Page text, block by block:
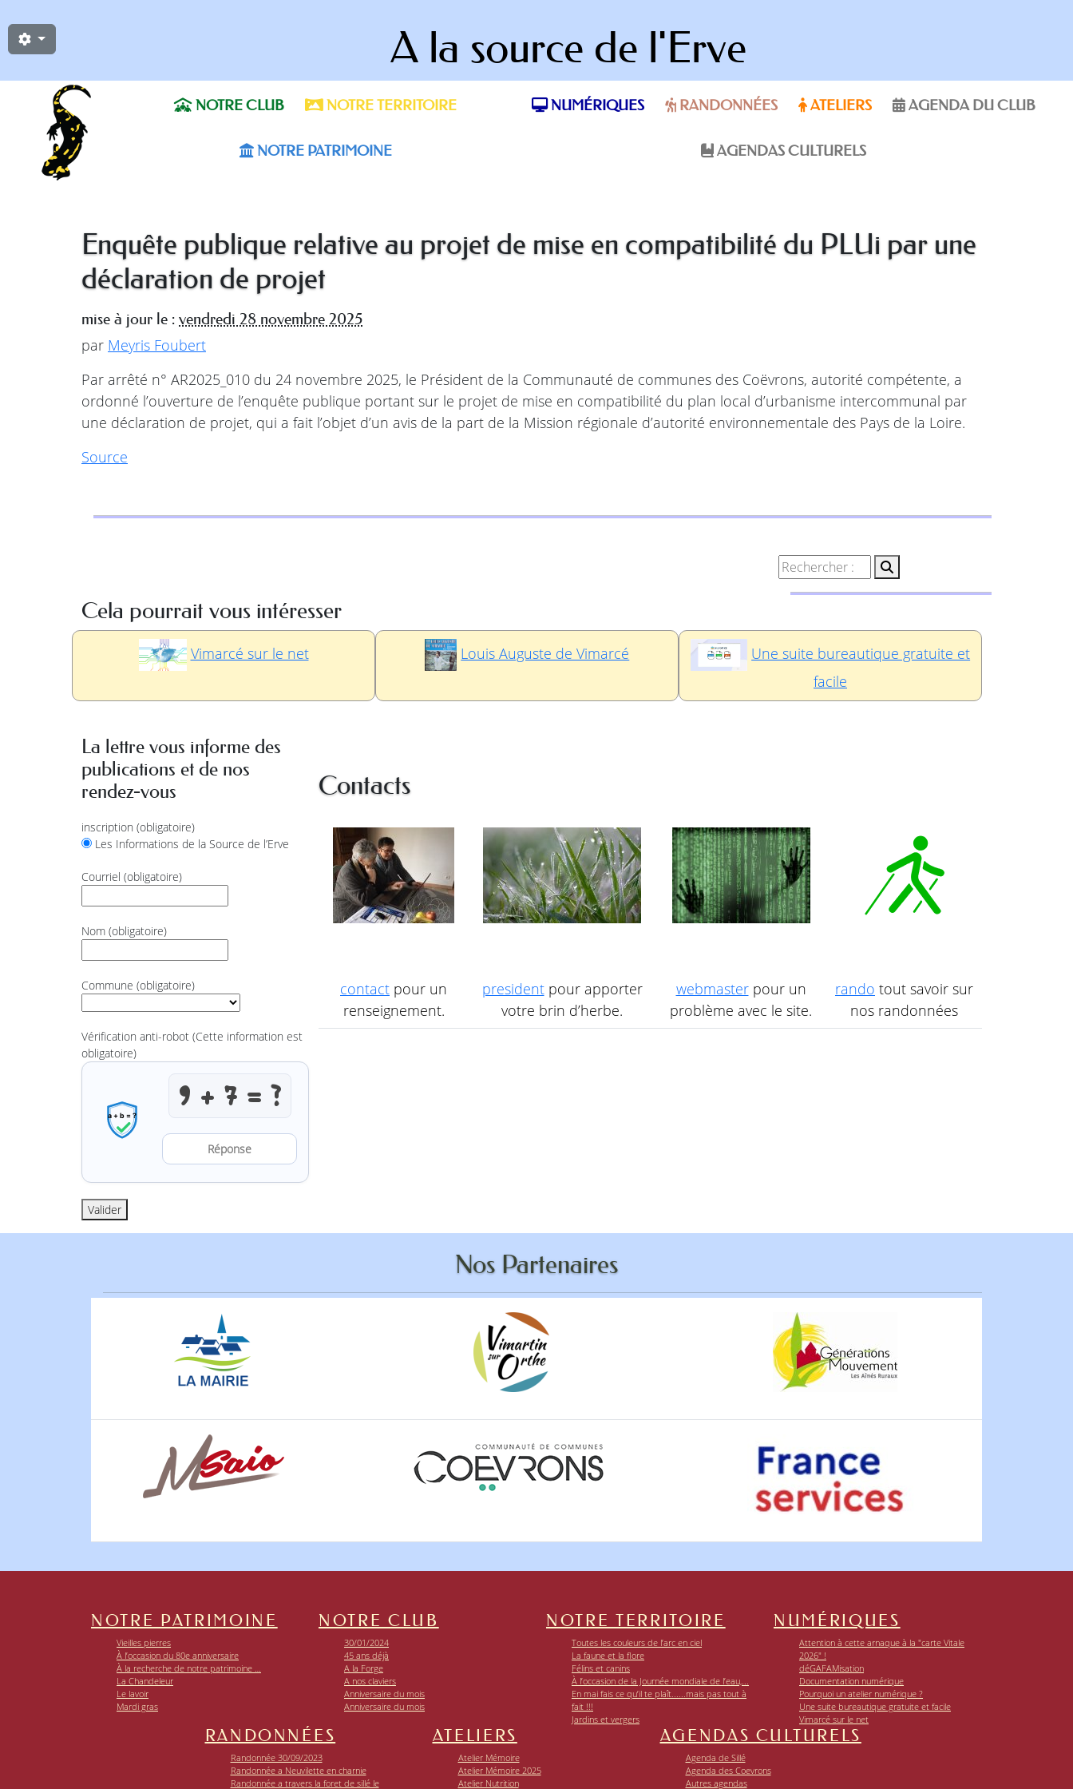
A la source de l'Erve
NOTRE CLUB NOTRE TERRITOIRE
NOTRE PATRIMOINE
NUMÉRIQUES RANDONNÉES ATELIERS AGENDA DU CLUB
AGENDAS CULTURELS
Enquête publique relative au projet de mise en compatibilité du PLUi par une
déclaration de projet
mise à jour le : vendredi 28 novembre 2025
par Meyris Foubert
Par arrêté n° AR2025_010 du 24 novembre 2025, le Président de la Communauté de communes des Coëvrons, autorité compétente, a
ordonné l’ouverture de l’enquête publique portant sur le projet de mise en compatibilité du plan local d’urbanisme intercommunal par
une déclaration de projet, qui a fait l’objet d’un avis de la part de la Mission régionale d’autorité environnementale des Pays de la Loire.
Source
Cela pourrait vous intéresser
Vimarcé sur le net Louis Auguste de Vimarcé
Une suite bureautique gratuite et
facile
La lettre vous informe des
publications et de nos
rendez-vous
inscription (obligatoire)
Les Informations de la Source de l’Erve
Courriel (obligatoire)
Nom (obligatoire)
Commune (obligatoire)
Vérification anti-robot (Cette information est
obligatoire)
Résoudre l’addition anti-robot
Valider
Contacts
contact pour un
renseignement.
presidentpour apporter
votre brin d’herbe.
webmasterpour un
problème avec le site.
rando tout savoir sur
nos randonnées
Nos Partenaires
NOTRE PATRIMOINE
Vieilles pierres
À l’occasion du 80e anniversaire
À la recherche de notre patrimoine …
La Chandeleur
Le lavoir
Mardi gras
NOTRE CLUB
30/01/2024
45 ans déjà
A la Forge
A nos claviers
Anniversaire du mois
Anniversaire du mois
NOTRE TERRITOIRE
Toutes les couleurs de l’arc en ciel
La faune et la flore
Félins et canins
À l’occasion de la Journée mondiale de l’eau,...
En mai fais ce qu’il te plaît......mais pas tout à
fait !!!
Jardins et vergers
NUMÉRIQUES
Attention à cette arnaque à la "carte Vitale
2026" !
déGAFAMisation
Documentation numérique
Pourquoi un atelier numérique ?
Une suite bureautique gratuite et facile
Vimarcé sur le net
RANDONNÉES
Randonnée 30/09/2023
Randonnée a Neuvilette en charnie
Randonnée a travers la foret de sillé le
ATELIERS
Atelier Mémoire
Atelier Mémoire 2025
Atelier Nutrition
AGENDAS CULTURELS
Agenda de Sillé
Agenda des Coevrons
Autres agendas